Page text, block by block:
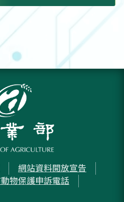
網站資料開放宣告
物保護申訴電話